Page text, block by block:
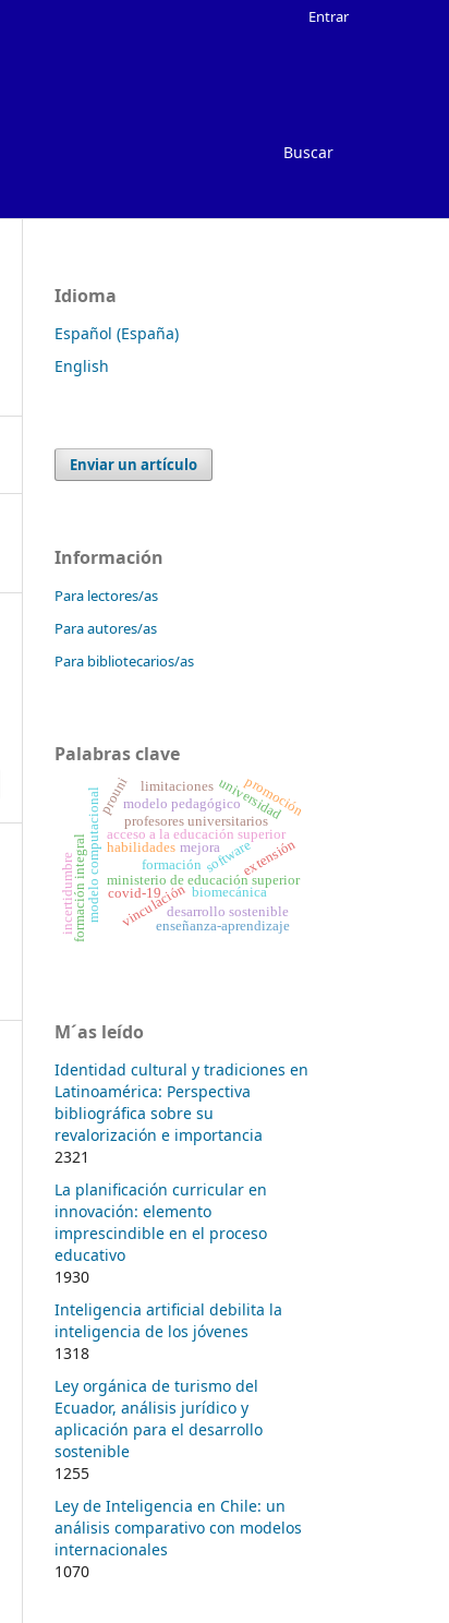
Buscar
Entrar
Idioma
Español (España)
English
Enviar un artículo
Información
Para lectores/as
Para autores/as
Para bibliotecarios/as
Palabras clave
acceso a la educación superior
modelo computacional software
ministerio de educación superior
profesores universitarios
universidad
formación
modelo pedagógico
biomecánica
habilidades extensión
formación integral vinculacióndesarrollo sostenible
enseñanza‑aprendizaje
limitaciones
mejora
incertidumbre covid-19
prouni promoción
M´as leído
Identidad cultural y tradiciones en
Latinoamérica: Perspectiva
bibliográfica sobre su
revalorización e importancia
2321
La planificación curricular en
innovación: elemento
imprescindible en el proceso
educativo
1930
Inteligencia artificial debilita la
inteligencia de los jóvenes
1318
Ley orgánica de turismo del
Ecuador, análisis jurídico y
aplicación para el desarrollo
sostenible
1255
Ley de Inteligencia en Chile: un
análisis comparativo con modelos
internacionales
1070